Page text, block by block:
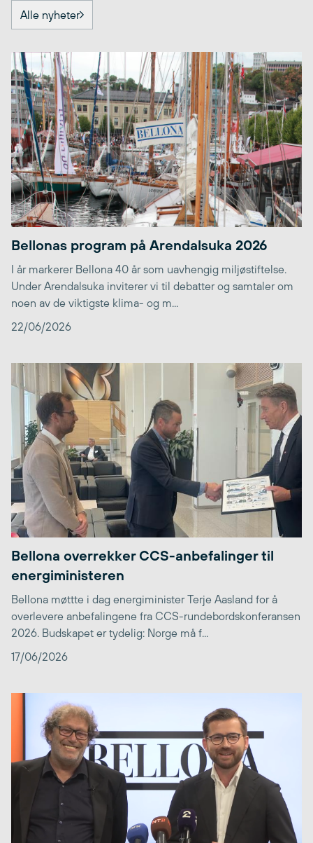
Alle nyheter
Bellonas program på Arendalsuka 2026
I år markerer Bellona 40 år som uavhengig miljøstiftelse.
Under Arendalsuka inviterer vi til debatter og samtaler om
noen av de viktigste klima- og m...
22/06/2026
Bellona overrekker CCS-anbefalinger til
energiministeren
Bellona møttte i dag energiminister Terje Aasland for å
overlevere anbefalingene fra CCS-rundebordskonferansen
2026. Budskapet er tydelig: Norge må f...
17/06/2026